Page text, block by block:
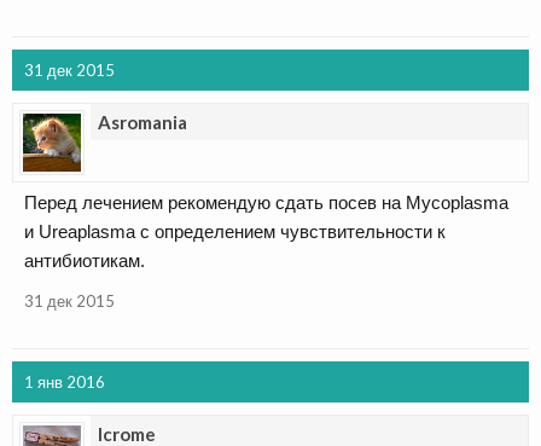
31 дек 2015
Asromania
Перед лечением рекомендую сдать посев на Mycoplasma
и Ureaplasma с определением чувствительности к
антибиотикам.
31 дек 2015
1 янв 2016
Icrome